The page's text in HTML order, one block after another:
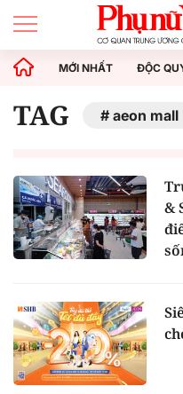
MỚI NHẤT ĐỘC
TAG aeon mall
&